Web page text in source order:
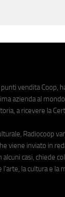
vendita Coop,
azienda al
a ricevere la
Radiocoop
viene inviato in
casi, chiede
la cultura e la